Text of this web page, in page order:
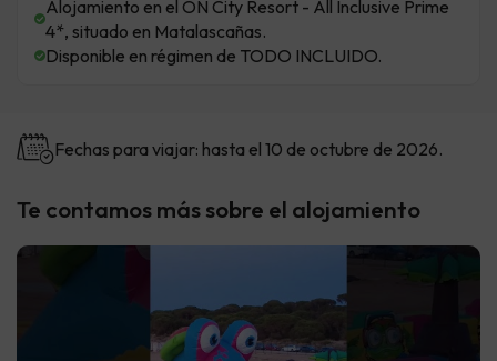
Alojamiento en el ON City Resort - All Inclusive Prime
4*, situado en Matalascañas.
Disponible en régimen de TODO INCLUIDO.
Fechas para viajar: hasta el 10 de octubre de 2026.
Te contamos más sobre el alojamiento